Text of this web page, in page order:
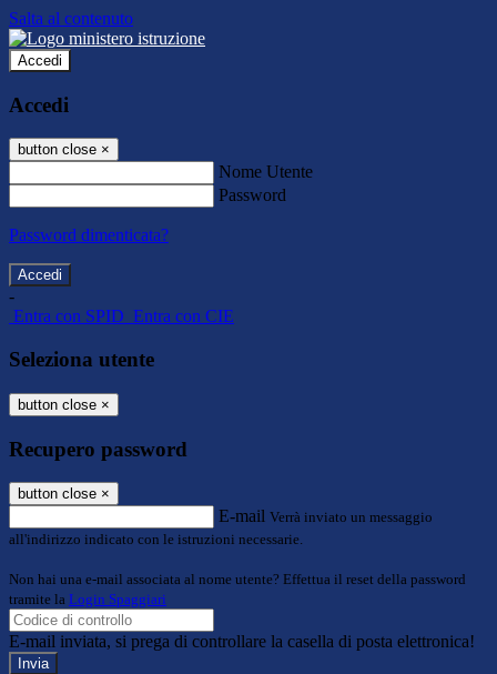
Salta al contenuto
Accedi
Accedi
button close ×
Nome Utente
Password
Password dimenticata?
-
Entra con SPID Entra con CIE
Seleziona utente
button close ×
Recupero password
button close ×
E-mail Verrà inviato un messaggio
all'indirizzo indicato con le istruzioni necessarie.
Non hai una e-mail associata al nome utente? Effettua il reset della password
tramite la Login Spaggiari
E-mail inviata, si prega di controllare la casella di posta elettronica!